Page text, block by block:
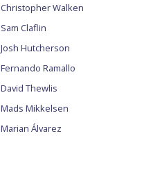
Christopher Walken
Sam Claflin
Josh Hutcherson
Fernando Ramallo
David Thewlis
Mads Mikkelsen
Marian Álvarez